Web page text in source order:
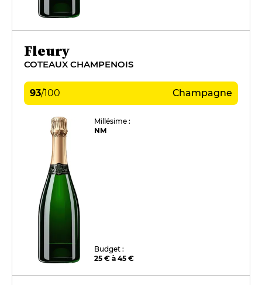
Fleury
COTEAUX CHAMPENOIS
93/100 Champagne
Millésime :
NM
Budget :
25 € à 45 €